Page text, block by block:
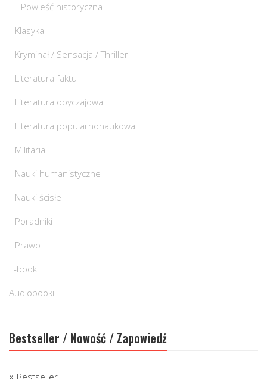
Powieść historyczna
Klasyka
Kryminał / Sensacja / Thriller
Literatura faktu
Literatura obyczajowa
Literatura popularnonaukowa
Militaria
Nauki humanistyczne
Nauki ścisłe
Poradniki
Prawo
E-booki
Audiobooki
Bestseller / Nowość / Zapowiedź